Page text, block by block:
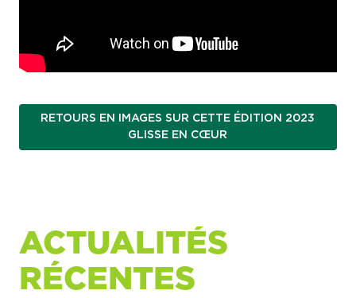
RETOURS EN IMAGES SUR CETTE ÉDITION 2023
GLISSE EN CŒUR
ACTUALITÉS
RÉCENTES